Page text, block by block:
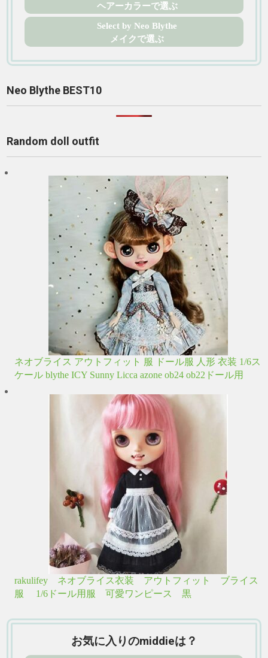
ヘアーカラーで選ぶ
Select by Neo Blythe
メイクで選ぶ
Neo Blythe BEST10
Random doll outfit
ネオブライス アウトフィット 服 ドール服 人形 衣装 1/6ス
ケール blythe ICY Sunny Licca azone ob24 ob22ドール用
rakulifey ネオブライス衣装 アウトフィット ブライス
服 1/6ドール用服 可愛ワンピース 黒
お気に入りのmiddieは？